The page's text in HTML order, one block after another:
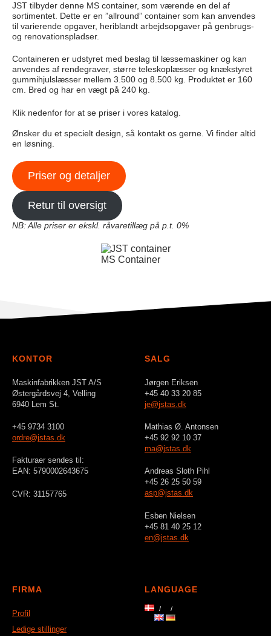
JST tilbyder denne MS container, som værende en del af
sortimentet. Dette er en ”allround” container som kan anvendes
til varierende opgaver, heriblandt arbejdsopgaver på genbrugs-
og renovationspladser.
Containeren er udstyret med beslag til læssemaskiner og kan
anvendes af rendegraver, større teleskoplæsser og knækstyret
gummihjulslæsser mellem 3.500 og 8.500 kg. Produktet er 160
cm. Bred og har en vægt på 240 kg.
Klik nedenfor for at se priser i vores katalog.
Ønsker du et specielt design, så kontakt os gerne. Vi finder altid
en løsning.
Priser og detaljer
Retur til oversigt
NB: Alle priser er ekskl. råvaretillæg på p.t. 0%
MS Container
KONTOR
Maskinfabrikken JST A/S
Østergårdsvej 4, Velling
6940 Lem St.
+45 9734 3100
ordre@jstas.dk
Fakturaer sendes til:
EAN: 5790002643675
CVR: 31157765
SALG
Jørgen Eriksen
+45 40 33 20 85
je@jstas.dk
Mathias Ø. Antonsen
+45 92 92 10 37
ma@jstas.dk
Andreas Sloth Pihl
+45 26 25 50 59
asp@jstas.dk
Esben Nielsen
+45 81 40 25 12
en@jstas.dk
FIRMA
Profil
Ledige stillinger
LANGUAGE